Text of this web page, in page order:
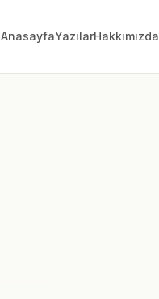
AnasayfaYazılarHakkımızda